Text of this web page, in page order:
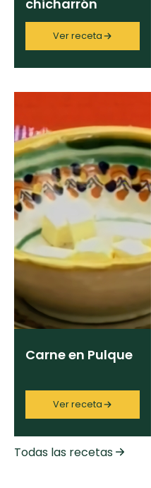
chicharrón
Ver receta
Carne en Pulque
Ver receta
Todas las recetas